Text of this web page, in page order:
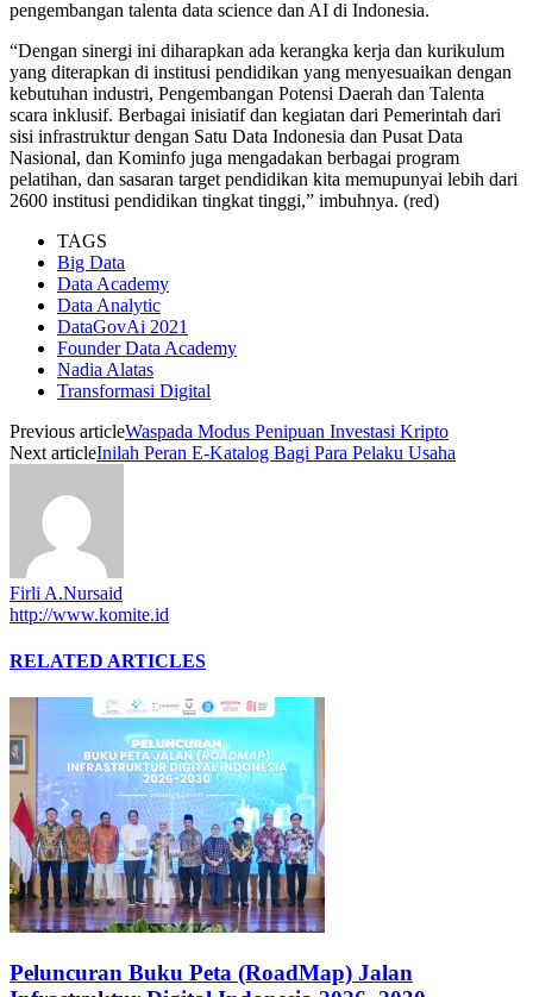
pengembangan talenta data science dan AI di Indonesia.
“Dengan sinergi ini diharapkan ada kerangka kerja dan kurikulum
yang diterapkan di institusi pendidikan yang menyesuaikan dengan
kebutuhan industri, Pengembangan Potensi Daerah dan Talenta
scara inklusif. Berbagai inisiatif dan kegiatan dari Pemerintah dari
sisi infrastruktur dengan Satu Data Indonesia dan Pusat Data
Nasional, dan Kominfo juga mengadakan berbagai program
pelatihan, dan sasaran target pendidikan kita memupunyai lebih dari
2600 institusi pendidikan tingkat tinggi,” imbuhnya. (red)
TAGS
Big Data
Data Academy
Data Analytic
DataGovAi 2021
Founder Data Academy
Nadia Alatas
Transformasi Digital
Previous articleWaspada Modus Penipuan Investasi Kripto
Next articleInilah Peran E-Katalog Bagi Para Pelaku Usaha
Firli A.Nursaid
http://www.komite.id
RELATED ARTICLES
Peluncuran Buku Peta (RoadMap) Jalan